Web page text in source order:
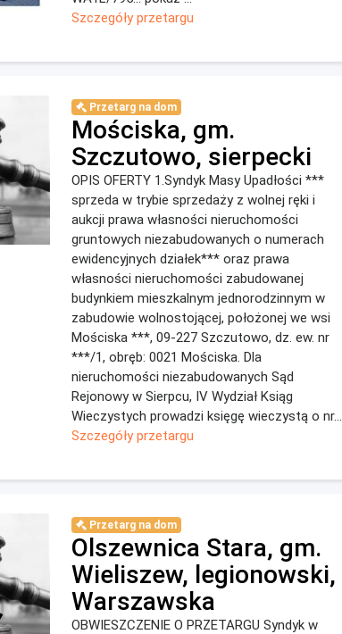
Szczegóły przetargu
Przetarg na dom
Mościska, gm.
Szczutowo, sierpecki
OPIS OFERTY 1.Syndyk Masy Upadłości ***
sprzeda w trybie sprzedaży z wolnej ręki i
aukcji prawa własności nieruchomości
gruntowych niezabudowanych o numerach
ewidencyjnych działek*** oraz prawa
własności nieruchomości zabudowanej
budynkiem mieszkalnym jednorodzinnym w
zabudowie wolnostojącej, położonej we wsi
Mościska ***, 09-227 Szczutowo, dz. ew. nr
***/1, obręb: 0021 Mościska. Dla
nieruchomości niezabudowanych Sąd
Rejonowy w Sierpcu, IV Wydział Ksiąg
Wieczystych prowadzi księgę wieczystą o nr...
Szczegóły przetargu
Przetarg na dom
Olszewnica Stara, gm.
Wieliszew, legionowski,
Warszawska
OBWIESZCZENIE O PRZETARGU Syndyk w